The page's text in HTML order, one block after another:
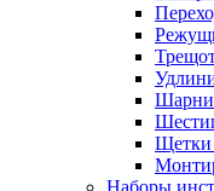
Щетки
Наборы